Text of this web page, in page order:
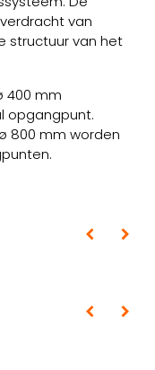
van
structuur van het
400 mm
opgangpunt.
800 mm worden